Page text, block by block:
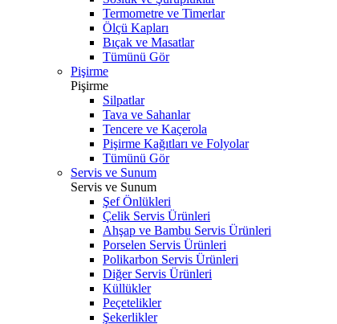
Termometre ve Timerlar
Ölçü Kapları
Bıçak ve Masatlar
Tümünü Gör
Pişirme
Pişirme
Silpatlar
Tava ve Sahanlar
Tencere ve Kaçerola
Pişirme Kağıtları ve Folyolar
Tümünü Gör
Servis ve Sunum
Servis ve Sunum
Şef Önlükleri
Çelik Servis Ürünleri
Ahşap ve Bambu Servis Ürünleri
Porselen Servis Ürünleri
Polikarbon Servis Ürünleri
Diğer Servis Ürünleri
Küllükler
Peçetelikler
Şekerlikler